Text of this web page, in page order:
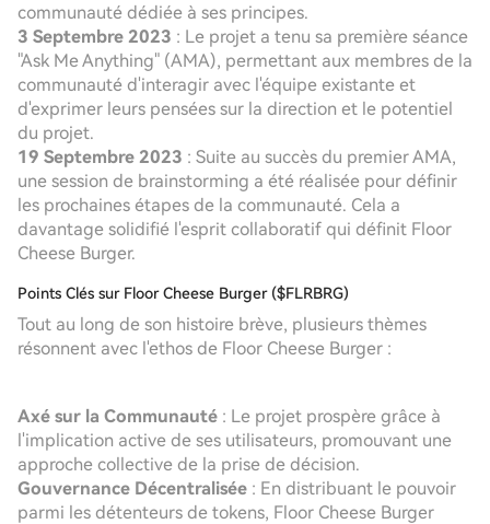
communauté dédiée à ses principes.
3 Septembre 2023 : Le projet a tenu sa première séance
"Ask Me Anything" (AMA), permettant aux membres de la
communauté d'interagir avec l'équipe existante et
d'exprimer leurs pensées sur la direction et le potentiel
du projet.
19 Septembre 2023 : Suite au succès du premier AMA,
une session de brainstorming a été réalisée pour définir
les prochaines étapes de la communauté. Cela a
davantage solidifié l'esprit collaboratif qui définit Floor
Cheese Burger.
Points Clés sur Floor Cheese Burger ($FLRBRG)
Tout au long de son histoire brève, plusieurs thèmes
résonnent avec l'ethos de Floor Cheese Burger :
Axé sur la Communauté : Le projet prospère grâce à
l'implication active de ses utilisateurs, promouvant une
approche collective de la prise de décision.
Gouvernance Décentralisée : En distribuant le pouvoir
parmi les détenteurs de tokens, Floor Cheese Burger